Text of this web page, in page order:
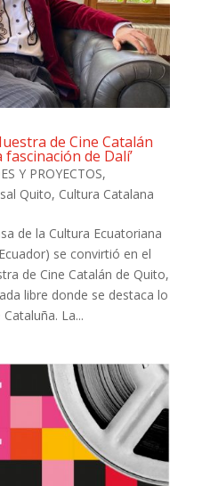
de Cine Catalán
fascinación de Dalí’
Y PROYECTOS,
Quito, Cultura Catalana
de la Cultura Ecuatoriana
se convirtió en el
de Cine Catalán de Quito,
libre donde se destaca lo
La...